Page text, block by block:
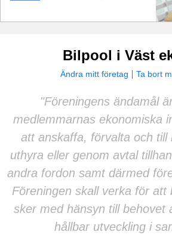
Bilpool i Väst
Ändra mitt företag Ta bort
"Föreningens ändamål
medlemmarnas ekonomiska
att anskaffa, förvalta och till
uthyra eller genom avtal
andra fordon samt därmed
Föreningen skall verka för att
sker med hänsyn till behovet
hållbar utveckling i